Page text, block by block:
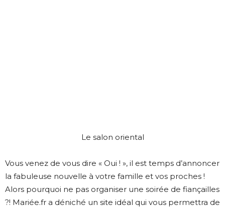
Le salon oriental
Vous venez de vous dire « Oui ! », il est temps d’annoncer
la fabuleuse nouvelle à votre famille et vos proches !
Alors pourquoi ne pas organiser une soirée de fiançailles
?! Mariée.fr a déniché un site idéal qui vous permettra de